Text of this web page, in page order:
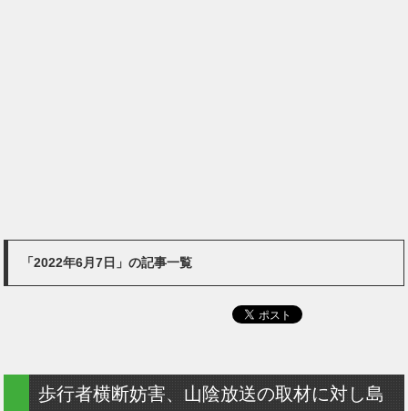
「2022年6月7日」の記事一覧
歩行者横断妨害、山陰放送の取材に対し島